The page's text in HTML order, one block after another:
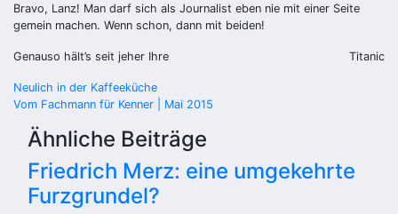
Bravo, Lanz! Man darf sich als Journalist eben nie mit einer Seite
gemein machen. Wenn schon, dann mit beiden!
Genauso hält’s seit jeher Ihre Titanic
Beitragsnavigation
Neulich in der Kaffeeküche
Vom Fachmann für Kenner | Mai 2015
Ähnliche Beiträge
Friedrich Merz: eine umgekehrte
Furzgrundel?